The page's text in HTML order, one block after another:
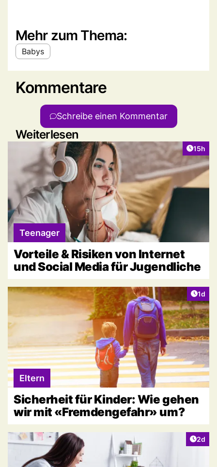
Mehr zum Thema:
Babys
Kommentare
Schreibe einen Kommentar
Weiterlesen
Artikel
15h
Teenager
Vorteile & Risiken von Internet
und Social Media für Jugendliche
1d
Eltern
Sicherheit für Kinder: Wie gehen
wir mit «Fremdengefahr» um?
2d